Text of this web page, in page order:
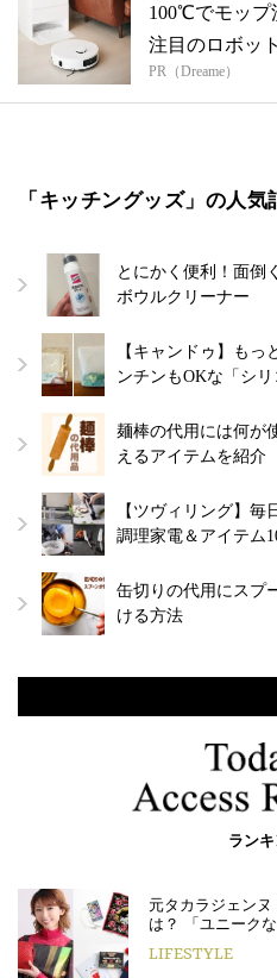
100℃でモッ
注目のロボッ
PR（Dreame）
「キッチングッズ」の人気
とにかく便利！面倒
ボウルクリーナー
【キャンドゥ】も
ンチンもOKな「シ
麺棒の代用には何が
えるアイテムを紹介
【ツヴィリング】
調理家電＆アイテム
缶切りの代用にスプ
ける方法
ラン
元タカラジェン
は？ 「ユニーク
LIFESTYLE